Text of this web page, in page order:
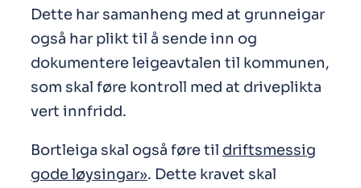
Dette har samanheng med at grunneigar
også har plikt til å sende inn og
dokumentere leigeavtalen til kommunen,
som skal føre kontroll med at driveplikta
vert innfridd.
Bortleiga skal også føre til driftsmessig
gode løysingar». Dette kravet skal